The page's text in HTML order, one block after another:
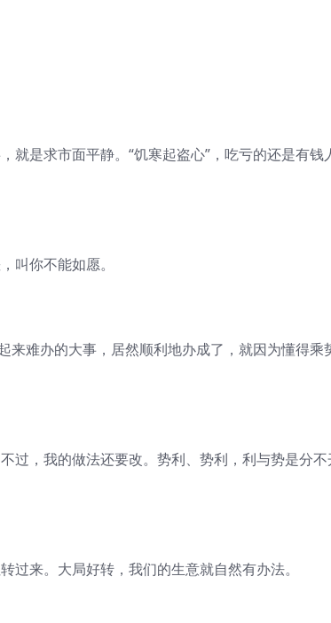
就是求市面平静。“饥寒起盗心”，吃亏的还是有钱
叫你不能如愿。
来难办的大事，居然顺利地办成了，就因为懂得乘
过，我的做法还要改。势利、势利，利与势是分不
来。大局好转，我们的生意就自然有办法。